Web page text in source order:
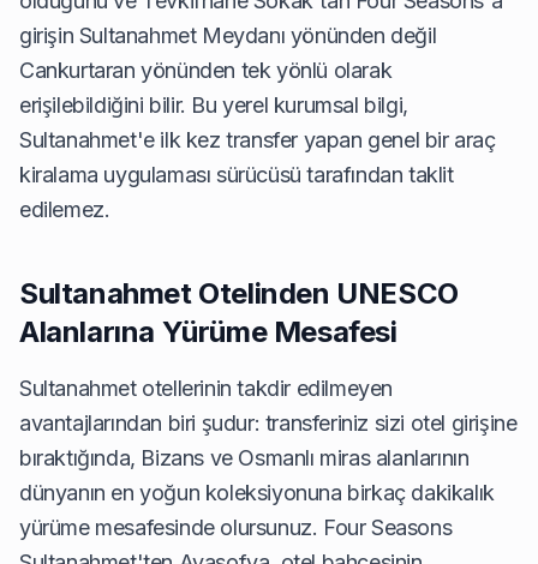
girişin Sultanahmet Meydanı yönünden değil
Cankurtaran yönünden tek yönlü olarak
erişilebildiğini bilir. Bu yerel kurumsal bilgi,
Sultanahmet'e ilk kez transfer yapan genel bir araç
kiralama uygulaması sürücüsü tarafından taklit
edilemez.
Sultanahmet Otelinden UNESCO
Alanlarına Yürüme Mesafesi
Sultanahmet otellerinin takdir edilmeyen
avantajlarından biri şudur: transferiniz sizi otel girişine
bıraktığında, Bizans ve Osmanlı miras alanlarının
dünyanın en yoğun koleksiyonuna birkaç dakikalık
yürüme mesafesinde olursunuz. Four Seasons